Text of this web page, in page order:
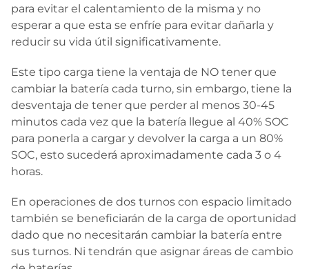
para evitar el calentamiento de la misma y no
esperar a que esta se enfríe para evitar dañarla y
reducir su vida útil significativamente.
Este tipo carga tiene la ventaja de NO tener que
cambiar la batería cada turno, sin embargo, tiene la
desventaja de tener que perder al menos 30-45
minutos cada vez que la batería llegue al 40% SOC
para ponerla a cargar y devolver la carga a un 80%
SOC, esto sucederá aproximadamente cada 3 o 4
horas.
En operaciones de dos turnos con espacio limitado
también se beneficiarán de la carga de oportunidad
dado que no necesitarán cambiar la batería entre
sus turnos. Ni tendrán que asignar áreas de cambio